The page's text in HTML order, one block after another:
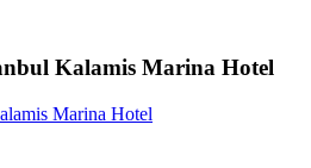
Kalamis Marina Hotel
Marina Hotel